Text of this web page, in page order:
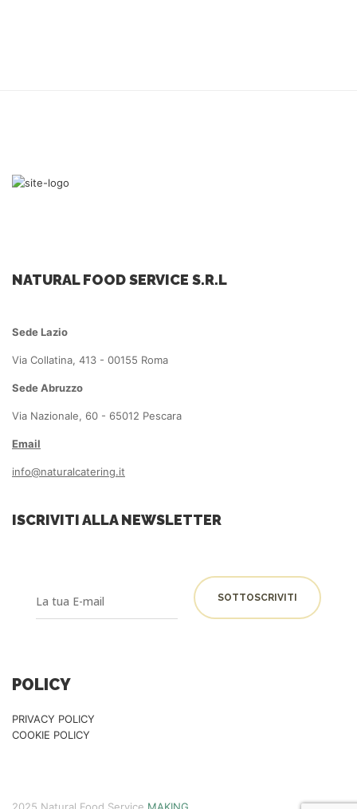
NATURAL FOOD SERVICE S.R.L
Sede Lazio
Via Collatina, 413 - 00155 Roma
Sede Abruzzo
Via Nazionale, 60 - 65012 Pescara
Email
info@naturalcatering.it
ISCRIVITI ALLA NEWSLETTER
POLICY
PRIVACY POLICY
COOKIE POLICY